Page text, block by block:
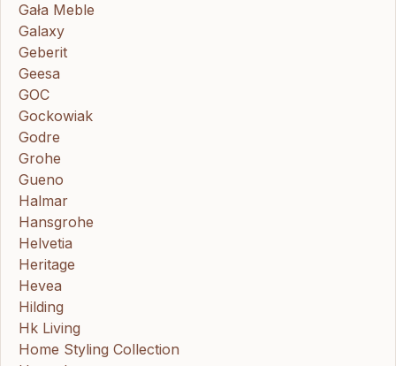
Gała Meble
Galaxy
Geberit
Geesa
GOC
Gockowiak
Godre
Grohe
Gueno
Halmar
Hansgrohe
Helvetia
Heritage
Hevea
Hilding
Hk Living
Home Styling Collection